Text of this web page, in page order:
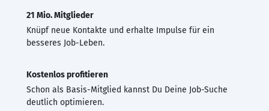
21 Mio. Mitglieder
Knüpf neue Kontakte und erhalte Impulse für ein
besseres Job-Leben.
Kostenlos profitieren
Schon als Basis-Mitglied kannst Du Deine Job-Suche
deutlich optimieren.